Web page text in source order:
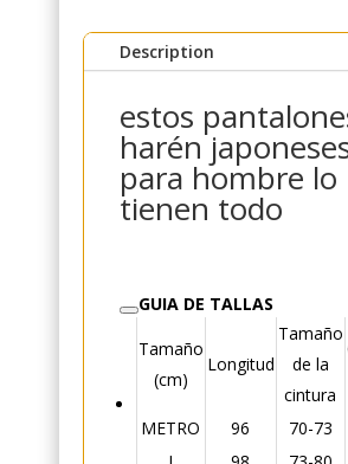
quantityDescription
estos
harén
para hombre lo
tienen todo
GUIA DE TALLAS
Tamaño
(cm)
Longitud
Tamaño
de la
cintura
METRO
96 70-73